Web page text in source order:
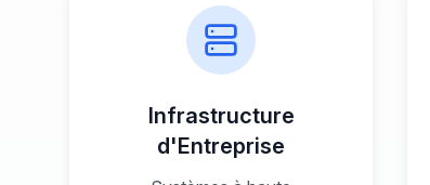
Infrastructure
d'Entreprise